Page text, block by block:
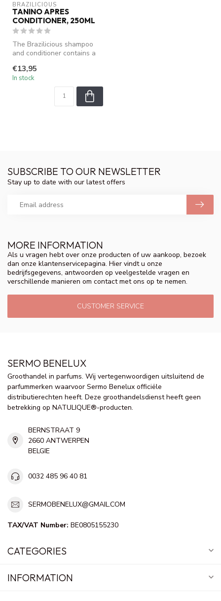
BRAZILICIOUS
TANINO APRES
CONDITIONER, 250ML
The Brazilicious shampoo
and conditioner contains a
Ta...
€13,95
In stock
MORE INFORMATION
Als u vragen hebt over onze producten of uw aankoop, bezoek
dan onze klantenservicepagina. Hier vindt u onze
bedrijfsgegevens, antwoorden op veelgestelde vragen en
verschillende manieren om contact met ons op te nemen.
CUSTOMER SERVICE
SUBSCRIBE TO OUR NEWSLETTER
Stay up to date with our latest offers
SERMO BENELUX
Groothandel in parfums. Wij vertegenwoordigen uitsluitend de
parfummerken waarvoor Sermo Benelux officiële
distributierechten heeft. Deze groothandelsdienst heeft geen
betrekking op NATULIQUE®-producten.
BERNSTRAAT 9
2660 ANTWERPEN
BELGIE
0032 485 96 40 81
SERMOBENELUX@GMAIL.COM
TAX/VAT Number: BE0805155230
CATEGORIES
INFORMATION